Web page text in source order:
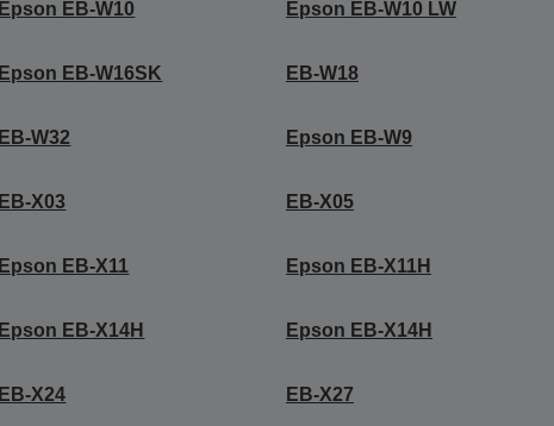
Epson EB-W10 Epson EB-W10 LW
Epson EB-W16SK EB-W18
EB-W32 Epson EB-W9
EB-X03 EB-X05
Epson EB-X11 Epson EB-X11H
Epson EB-X14H Epson EB-X14H
EB-X24 EB-X27